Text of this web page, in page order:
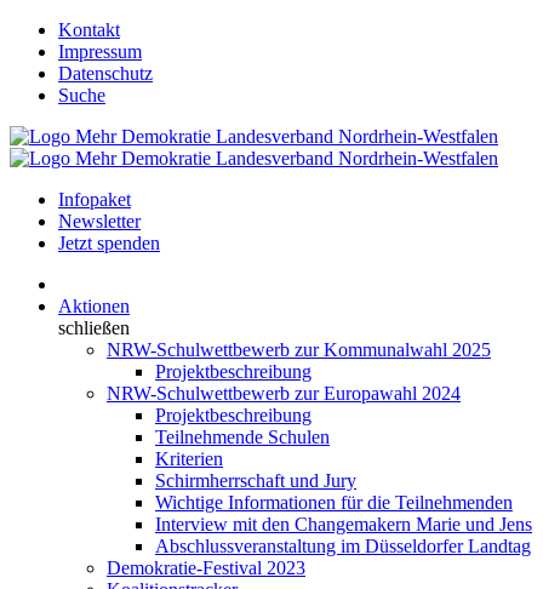
Kontakt
Impressum
Datenschutz
Suche
Infopaket
Newsletter
Jetzt spenden
Aktionen
schließen
NRW-Schulwettbewerb zur Kommunalwahl 2025
Projektbeschreibung
NRW-Schulwettbewerb zur Europawahl 2024
Projektbeschreibung
Teilnehmende Schulen
Kriterien
Schirmherrschaft und Jury
Wichtige Informationen für die Teilnehmenden
Interview mit den Changemakern Marie und Jens
Abschlussveranstaltung im Düsseldorfer Landtag
Demokratie-Festival 2023